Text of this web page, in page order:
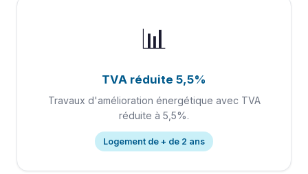
📊
TVA réduite 5,5%
Travaux d'amélioration énergétique avec TVA
réduite à 5,5%.
Logement de + de 2 ans